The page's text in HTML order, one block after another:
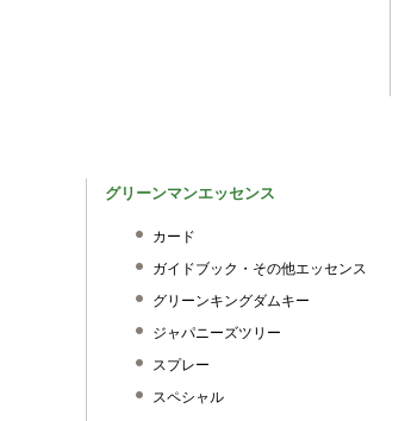
グリーンマンエッセンス
カード
ガイドブック・その他エッセンス
グリーンキングダムキー
ジャパニーズツリー
スプレー
スペシャル